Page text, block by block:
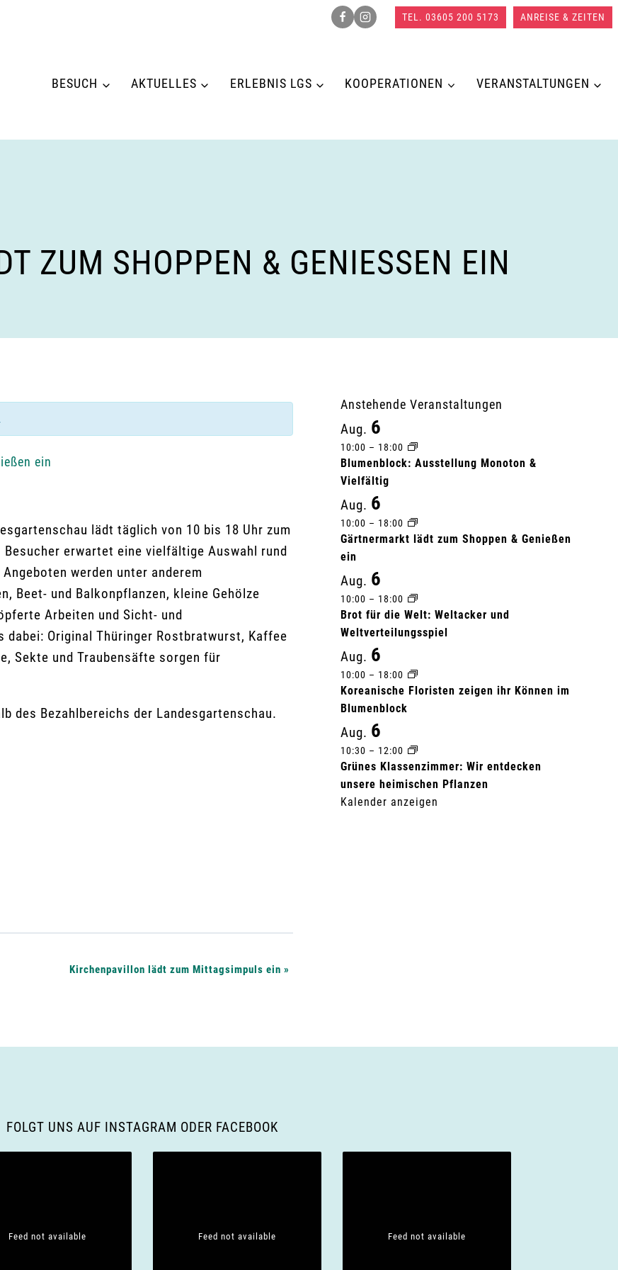
TEL. 03605 200 5173 ANREISE & ZEITEN
BESUCH AKTUELLES ERLEBNIS LGS KOOPERATIONEN VERANSTALTUNGEN
ZUM SHOPPEN & GENIESSEN EIN
ein
lädt täglich von 10 bis 18 Uhr zum
Besucher erwartet eine vielfältige Auswahl rund
werden unter anderem
Beet- und Balkonpflanzen, kleine Gehölze
Arbeiten und Sicht- und
Original Thüringer Rostbratwurst, Kaffee
Sekte und Traubensäfte sorgen für
des Bezahlbereichs der Landesgartenschau.
Kirchenpavillon lädt zum Mittagsimpuls ein»
Anstehende Veranstaltungen
Aug. 6
10:00 – 18:00
Blumenblock: Ausstellung Monoton &
Vielfältig
Aug. 6
10:00 – 18:00
Gärtnermarkt lädt zum Shoppen & Genießen
ein
Aug. 6
10:00 – 18:00
Brot für die Welt: Weltacker und
Weltverteilungsspiel
Aug. 6
10:00 – 18:00
Koreanische Floristen zeigen ihr Können im
Blumenblock
Aug. 6
10:30 – 12:00
Grünes Klassenzimmer: Wir entdecken
unsere heimischen Pflanzen
Kalender anzeigen
FOLGT UNS AUF INSTAGRAM ODER FACEBOOK
Feed not available Feed not available Feed not available